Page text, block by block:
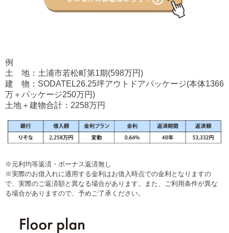
例
土 地：土浦市若松町第1期(598万円)
建 物：SODATEL26.25坪アウトドアパッケージ(本体1366
万＋パッケージ250万円)
土地＋建物合計：2258万円
※元利均等返済・ボーナス返済無し
※実際のお借入れに適用する金利はお借入時点での金利となりますの
で、実際のご返済額と異なる場合があります。また、ご利用条件が異な
る場合がありますので、予めご了承ください。